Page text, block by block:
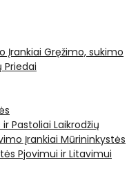
Įrankiai Gręžimo, sukimo
Priedai
Pastoliai Laikrodžių
Įrankiai Mūrininkystės
Pjovimui ir Litavimui